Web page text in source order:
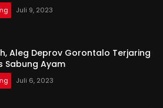
Juli 9, 2023
Aleg Deprov Gorontalo Terjaring
Sabung Ayam
Juli 6, 2023